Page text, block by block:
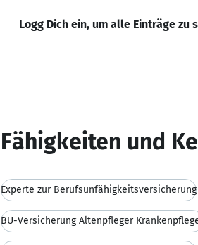
Logg Dich ein, um alle Einträge zu
Fähigkeiten und
Experte zur Berufsunfähigkeitsversicherung
BU-Versicherung Altenpfleger